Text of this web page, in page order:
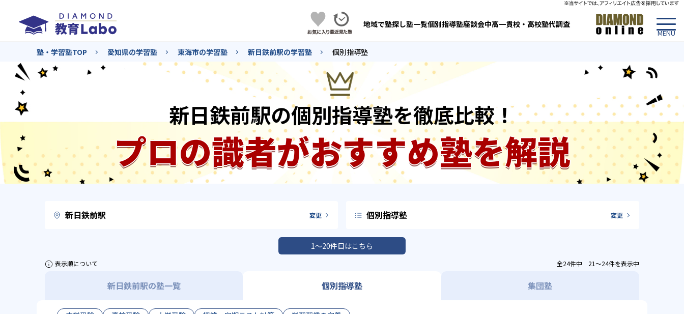
地域で塾探し塾一覧個別指導塾座談会中高一貫校・高校塾代調査
塾・学習塾TOP 愛知県の学習塾 東海市の学習塾 新日鉄前駅の学習塾 個別指導塾
新日鉄前駅の個別指導塾を徹底比較！
プロの識者がおすすめ塾を解説
新日鉄前駅 変更 個別指導塾 変更
1〜20件目はこちら
表示順について 全24件中 21〜24件を表示中
新日鉄前駅の塾一覧 個別指導塾 集団塾